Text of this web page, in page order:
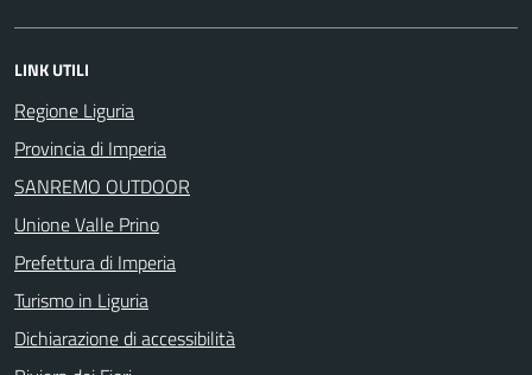
LINK UTILI
Regione Liguria
Provincia di Imperia
SANREMO OUTDOOR
Unione Valle Prino
Prefettura di Imperia
Turismo in Liguria
Dichiarazione di accessibilità